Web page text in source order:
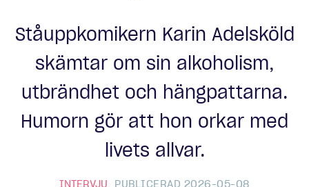
Ståuppkomikern Karin Adelsköld
skämtar om sin alkoholism,
utbrändhet och hängpattarna.
Humorn gör att hon orkar med
livets allvar.
INTERVJU PUBLICERAD 2026-05-08